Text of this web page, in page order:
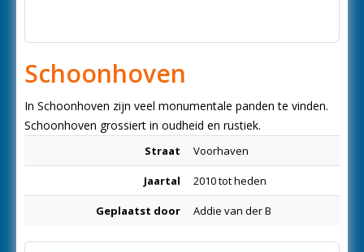
Schoonhoven
In Schoonhoven zijn veel monumentale panden te vinden.
Schoonhoven grossiert in oudheid en rustiek.
Straat Voorhaven
Jaartal 2010 tot heden
Geplaatst door Addie van der B